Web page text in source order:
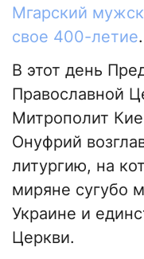
Мгарский
свое 400-летие.
В этот день
Православной
Митрополит
Онуфрий
литургию, на
миряне сугубо
Украине и
Церкви.